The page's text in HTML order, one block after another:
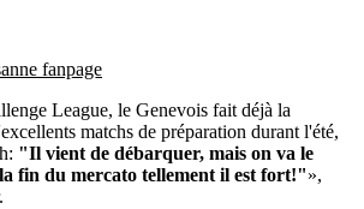
fanpage
League, le Genevois fait déjà la
matchs de préparation durant l'été,
"Il vient de débarquer, mais on va le
fin du mercato tellement il est fort!"»,